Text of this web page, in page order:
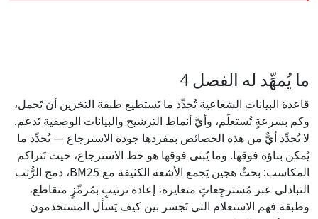
ما يُمهِّد له الفصل 4
قاعدة البيانات الشعاعية تُحدِّد ما تَستطيع طبقة التخزين أن تَحمل،
وكم بسرعةٍ تُستعلَم، وأيَّ أنماط الترشيح والبيانات الوصفية تَدعم.
لا تُحدِّد أيٌّ من هذه الخصائص بمفردها جودة الاسترجاع — تُحدِّد ما
يُمكن بناؤه فوقها. وما يُبنى فوقها هو خط الاسترجاع، حيث تَتراكم
المكاسب: بحثٌ هجين يَجمع الأشعة الكثيفة مع BM25، دمج الرُّتب
التبادلي عبر مُسترجِعاتٍ متغايرة، إعادة ترتيبٍ بمُرمِّزٍ متقاطع،
وطبقة فهم الاستعلام التي تَجسر بين كيف يَسأل المستخدمون